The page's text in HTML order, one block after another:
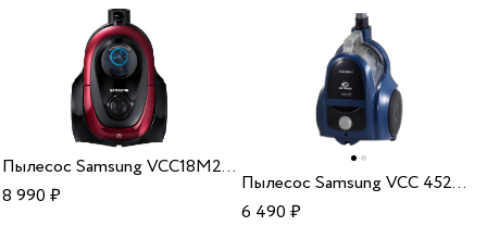
Пылесос Samsung VCC18M2130SR
8 990₽
Пылесос Samsung VCC 4520 Blue
6 490₽